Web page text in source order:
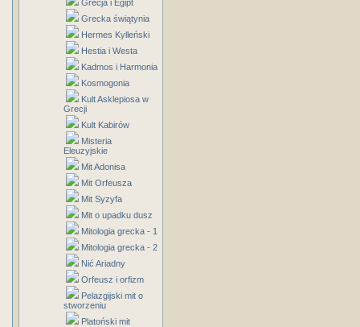
Grecja i Egipt
Grecka świątynia
Hermes Kylleński
Hestia i Westa
Kadmos i Harmonia
Kosmogonia
Kult Asklepiosa w
Grecji
Kult Kabirów
Misteria
Eleuzyjskie
Mit Adonisa
Mit Orfeusza
Mit Syzyfa
Mit o upadku dusz
Mitologia grecka - 1
Mitologia grecka - 2
Nić Ariadny
Orfeusz i orfizm
Pelazgijski mit o
stworzeniu
Platoński mit